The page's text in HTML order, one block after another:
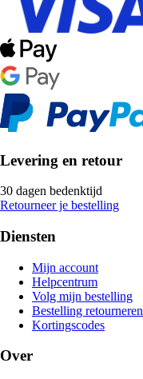
Levering en retour
30 dagen bedenktijd
Retourneer je bestelling
Diensten
Mijn account
Helpcentrum
Volg mijn bestelling
Bestelling retourneren
Kortingscodes
Over